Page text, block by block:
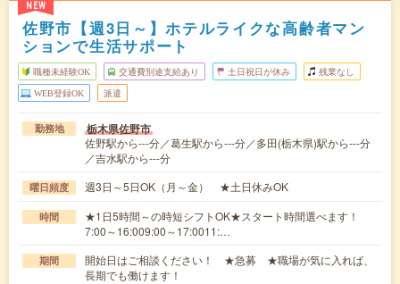
NEW
佐野市【週3日～】ホテルライクな高齢者マン
ションで生活サポート
職種未経験OK 交通費別途支給あり 土日祝日が休み 残業なし
WEB登録OK 派遣
勤務地 栃木県佐野市
佐野駅から---分／葛生駅から---分／多田(栃木県)駅から---分
／吉水駅から---分
曜日頻度 週3日～5日OK（月～金） ★土日休みOK
時間
★1日5時間～の時短シフトOK★スタート時間選べます！
7:00～16:009:00～17:0011:…
期間
開始日はご相談ください！ ★急募 ★職場が気に入れば、
長期でも働けます！